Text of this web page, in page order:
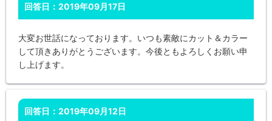
回答日：2019年09月17日
大変お世話になっております。いつも素敵にカット＆カラー
して頂きありがとうございます。今後ともよろしくお願い申
し上げます。
回答日：2019年09月12日